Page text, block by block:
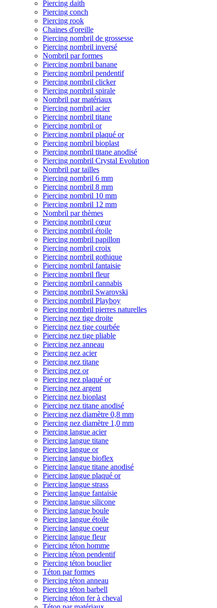
Piercing daith
Piercing conch
Piercing rook
Chaines d'oreille
Piercing nombril de grossesse
Piercing nombril inversé
Nombril par formes
Piercing nombril banane
Piercing nombril pendentif
Piercing nombril clicker
Piercing nombril spirale
Nombril par matériaux
Piercing nombril acier
Piercing nombril titane
Piercing nombril or
Piercing nombril plaqué or
Piercing nombril bioplast
Piercing nombril titane anodisé
Piercing nombril Crystal Evolution
Nombril par tailles
Piercing nombril 6 mm
Piercing nombril 8 mm
Piercing nombril 10 mm
Piercing nombril 12 mm
Nombril par thèmes
Piercing nombril cœur
Piercing nombril étoile
Piercing nombril papillon
Piercing nombril croix
Piercing nombril gothique
Piercing nombril fantaisie
Piercing nombril fleur
Piercing nombril cannabis
Piercing nombril Swarovski
Piercing nombril Playboy
Piercing nombril pierres naturelles
Piercing nez tige droite
Piercing nez tige courbée
Piercing nez tige pliable
Piercing nez anneau
Piercing nez acier
Piercing nez titane
Piercing nez or
Piercing nez plaqué or
Piercing nez argent
Piercing nez bioplast
Piercing nez titane anodisé
Piercing nez diamètre 0,8 mm
Piercing nez diamètre 1,0 mm
Piercing langue acier
Piercing langue titane
Piercing langue or
Piercing langue bioflex
Piercing langue titane anodisé
Piercing langue plaqué or
Piercing langue strass
Piercing langue fantaisie
Piercing langue silicone
Piercing langue boule
Piercing langue étoile
Piercing langue coeur
Piercing langue fleur
Piercing téton homme
Piercing téton pendentif
Piercing téton bouclier
Téton par formes
Piercing téton anneau
Piercing téton barbell
Piercing téton fer à cheval